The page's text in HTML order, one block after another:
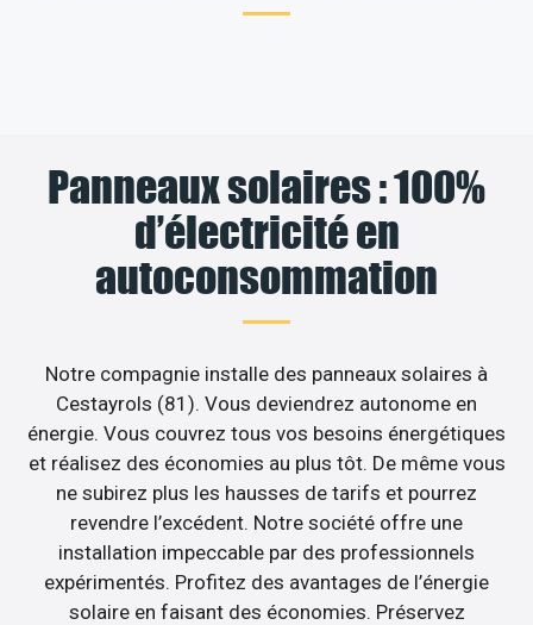
Panneaux solaires : 100%
d’électricité en
autoconsommation
Notre compagnie installe des panneaux solaires à
Cestayrols (81). Vous deviendrez autonome en
énergie. Vous couvrez tous vos besoins énergétiques
et réalisez des économies au plus tôt. De même vous
ne subirez plus les hausses de tarifs et pourrez
revendre l’excédent. Notre société offre une
installation impeccable par des professionnels
expérimentés. Profitez des avantages de l’énergie
solaire en faisant des économies. Préservez